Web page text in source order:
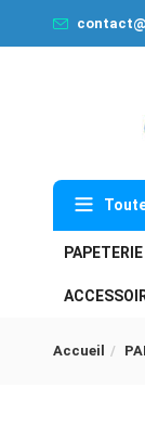
PAPETERIE
Accueil